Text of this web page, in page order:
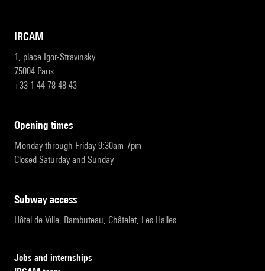
IRCAM
1, place Igor-Stravinsky
75004 Paris
+33 1 44 78 48 43
opening times
Monday through Friday 9:30am-7pm
Closed Saturday and Sunday
subway access
Hôtel de Ville, Rambuteau, Châtelet, Les Halles
Jobs and internships